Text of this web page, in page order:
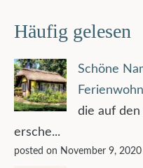
Häufig gelesen
Schöne
die auf den
ersche...
posted on November 9, 2020